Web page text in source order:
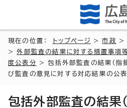
現在の位置： トップページ >市政
>外部監査の結果に対する措置事項等
度公表分 > 包括外部監査の結果（指
び監査の意見に対する対応結果の公
包括外部監査の結果